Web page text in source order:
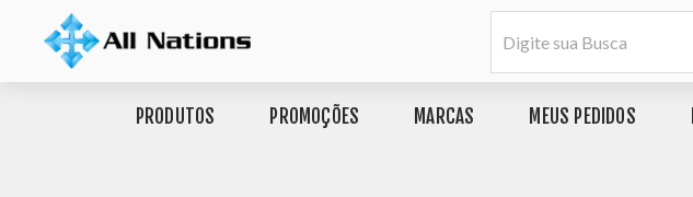
PRODUTOS PROMOÇÕES MARCAS MEUS PEDIDOS